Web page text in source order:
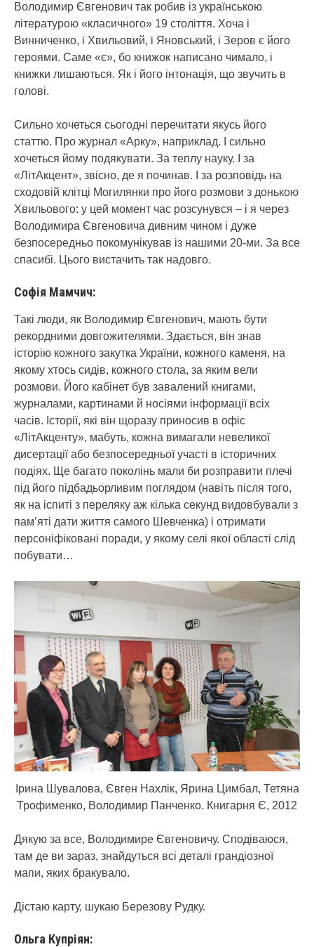
Володимир Євгенович так робив із українською
літературою «класичного» 19 століття. Хоча і
Винниченко, і Хвильовий, і Яновський, і Зеров є його
героями. Саме «є», бо книжок написано чимало, і
книжки лишаються. Як і його інтонація, що звучить в
голові.
Сильно хочеться сьогодні перечитати якусь його
статтю. Про журнал «Арку», наприклад. І сильно
хочеться йому подякувати. За теплу науку. І за
«ЛітАкцент», звісно, де я починав. І за розповідь на
сходовій клітці Могилянки про його розмови з донькою
Хвильового: у цей момент час розсунувся – і я через
Володимира Євгеновича дивним чином і дуже
безпосередньо покомунікував із нашими 20-ми. За все
спасибі. Цього вистачить так надовго.
Софія Мамчич:
Такі люди, як Володимир Євгенович, мають бути
рекордними довгожителями. Здається, він знав
історію кожного закутка України, кожного каменя, на
якому хтось сидів, кожного стола, за яким вели
розмови. Його кабінет був завалений книгами,
журналами, картинами й носіями інформації всіх
часів. Історії, які він щоразу приносив в офіс
«ЛітАкценту», мабуть, кожна вимагали невеликої
дисертації або безпосередньої участі в історичних
подіях. Ще багато поколінь мали би розправити плечі
під його підбадьорливим поглядом (навіть після того,
як на іспиті з переляку аж кілька секунд видовбували з
пам’яті дати життя самого Шевченка) і отримати
персоніфіковані поради, у якому селі якої області слід
побувати…
Ірина Шувалова, Євген Нахлік, Ярина Цимбал, Тетяна
Трофименко, Володимир Панченко. Книгарня Є, 2012
Дякую за все, Володимире Євгеновичу. Сподіваюся,
там де ви зараз, знайдуться всі деталі грандіозної
мапи, яких бракувало.
Дістаю карту, шукаю Березову Рудку.
Ольга Купріян: